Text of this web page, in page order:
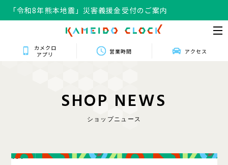
「令和8年熊本地震」災害義援金受付のご案内
カメクロ
アプリ
営業時間 アクセス
SHOP NEWS
ショップニュース
101